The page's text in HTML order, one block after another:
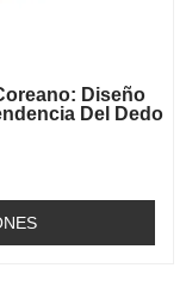
Diseño
Del Dedo